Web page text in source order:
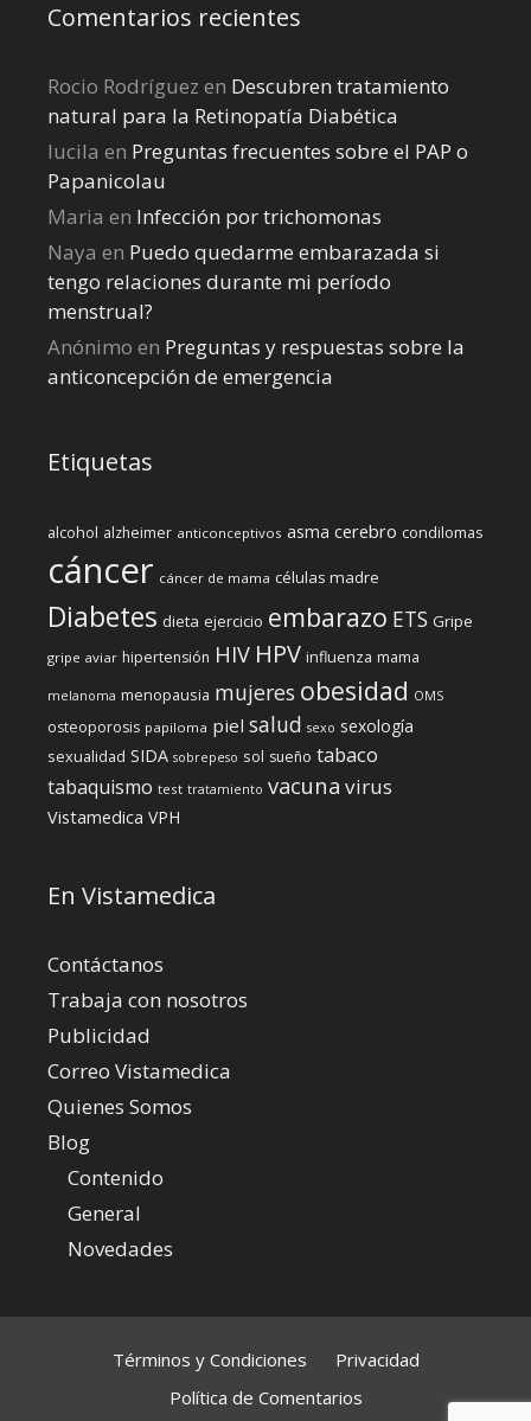
Comentarios recientes
Rocio Rodríguez en Descubren tratamiento
natural para la Retinopatía Diabética
lucila en Preguntas frecuentes sobre el PAP o
Papanicolau
Maria en Infección por trichomonas
Naya en Puedo quedarme embarazada si
tengo relaciones durante mi perí­odo
menstrual?
Anónimo en Preguntas y respuestas sobre la
anticoncepción de emergencia
Etiquetas
alcohol alzheimer anticonceptivos asma cerebro condilomas
cáncer cáncer de mama células madre
Diabetes dieta ejercicio embarazo ETS Gripe
gripe aviar hipertensión HIV HPV influenza mama
melanoma menopausia mujeres obesidad OMS
osteoporosis papiloma piel salud sexo sexología
sexualidad SIDA sobrepeso sol sueño tabaco
tabaquismo test tratamiento vacuna virus
Vistamedica VPH
En Vistamedica
Contáctanos
Trabaja con nosotros
Publicidad
Correo Vistamedica
Quienes Somos
Blog
Contenido
General
Novedades
Términos y Condiciones
Privacidad
Política de Comentarios